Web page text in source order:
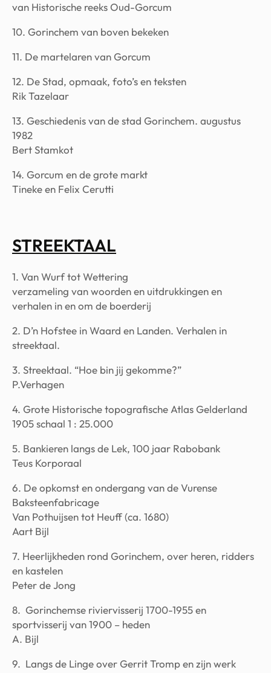
van Historische reeks Oud-Gorcum
10. Gorinchem van boven bekeken
11. De martelaren van Gorcum
12. De Stad, opmaak, foto’s en teksten
Rik Tazelaar
13. Geschiedenis van de stad Gorinchem. augustus
1982
Bert Stamkot
14. Gorcum en de grote markt
Tineke en Felix Cerutti
STREEKTAAL
1. Van Wurf tot Wettering
verzameling van woorden en uitdrukkingen en
verhalen in en om de boerderij
2. D’n Hofstee in Waard en Landen. Verhalen in
streektaal.
3. Streektaal. “Hoe bin jij gekomme?”
P.Verhagen
4. Grote Historische topografische Atlas Gelderland
1905 schaal 1 : 25.000
5. Bankieren langs de Lek, 100 jaar Rabobank
Teus Korporaal
6. De opkomst en ondergang van de Vurense
Baksteenfabricage
Van Pothuijsen tot Heuff (ca. 1680)
Aart Bijl
7. Heerlijkheden rond Gorinchem, over heren, ridders
en kastelen
Peter de Jong
8. Gorinchemse riviervisserij 1700-1955 en
sportvisserij van 1900 – heden
A. Bijl
9. Langs de Linge over Gerrit Tromp en zijn werk